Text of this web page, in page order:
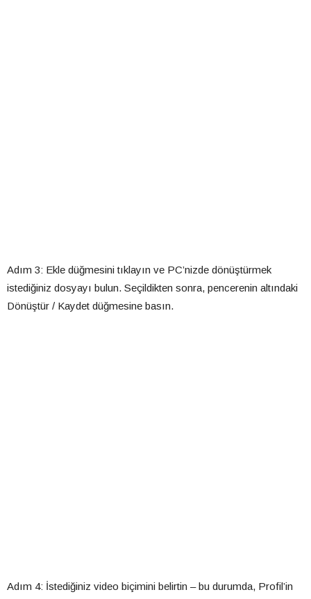
Adım 3: Ekle düğmesini tıklayın ve PC’nizde dönüştürmek
istediğiniz dosyayı bulun. Seçildikten sonra, pencerenin altındaki
Dönüştür / Kaydet düğmesine basın.
Adım 4: İstediğiniz video biçimini belirtin – bu durumda, Profil’in